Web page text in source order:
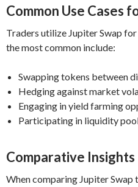
Common Use Cases
Traders utilize Jupiter Swap
the most common include:
Swapping tokens between
Hedging against market
Engaging in yield farming
Participating in liquidity
Comparative Insights
When comparing Jupiter